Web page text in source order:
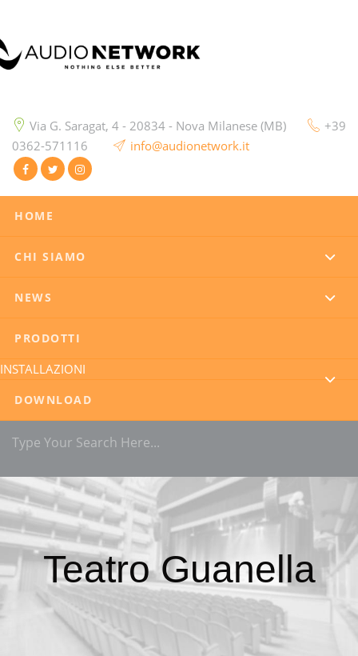
Via G. Saragat, 4 - 20834 - Nova Milanese (MB)
+39
0362-571116
info@audionetwork.it
HOME
CHI SIAMO
NEWS
PRODOTTI
INSTALLAZIONI
DOWNLOAD
Teatro Guanella